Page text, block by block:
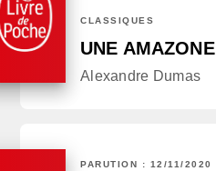
CLASSIQUES
UNE AMAZONE
Alexandre Dumas
PARUTION : 12/11/2020